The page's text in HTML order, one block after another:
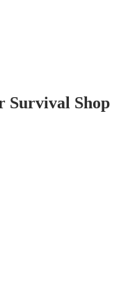
Survival Shop